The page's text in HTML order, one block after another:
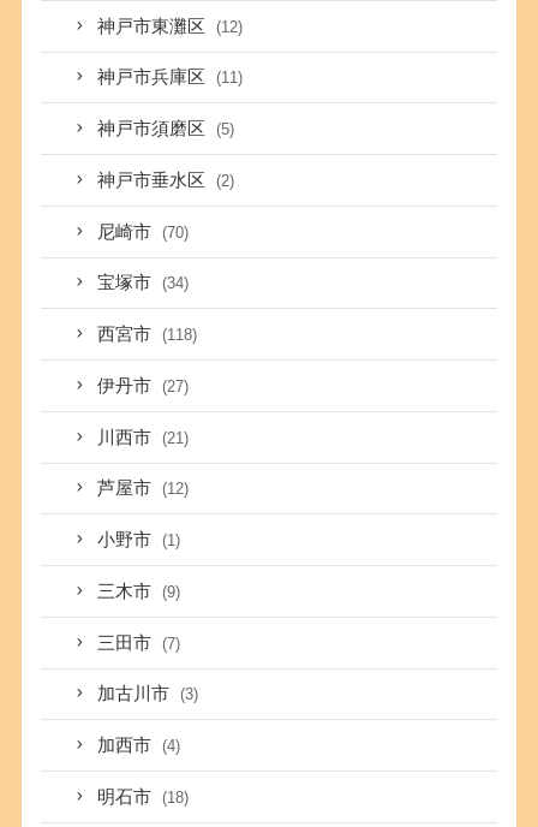
神戸市東灘区 (12)
神戸市兵庫区 (11)
神戸市須磨区 (5)
神戸市垂水区 (2)
尼崎市 (70)
宝塚市 (34)
西宮市 (118)
伊丹市 (27)
川西市 (21)
芦屋市 (12)
小野市 (1)
三木市 (9)
三田市 (7)
加古川市 (3)
加西市 (4)
明石市 (18)